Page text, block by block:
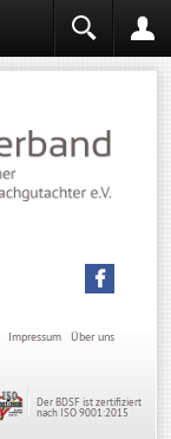
Über uns
Impressum
Der BDSF ist zertifiziert
nach ISO 9001:2015